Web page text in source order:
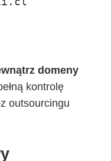
domeny
kontrolę
outsourcingu